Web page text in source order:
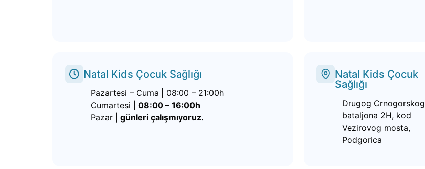
Natal Kids Çocuk Sağlığı
Pazartesi – Cuma | 08:00 – 21:00h
Cumartesi | 08:00 – 16:00h
Pazar | günleri çalışmıyoruz.
Natal Kids Çocuk
Sağlığı
Drugog Crnogorskog
bataljona 2H, kod
Vezirovog mosta,
Podgorica